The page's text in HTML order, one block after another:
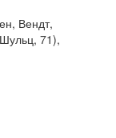
Вендт,
71),